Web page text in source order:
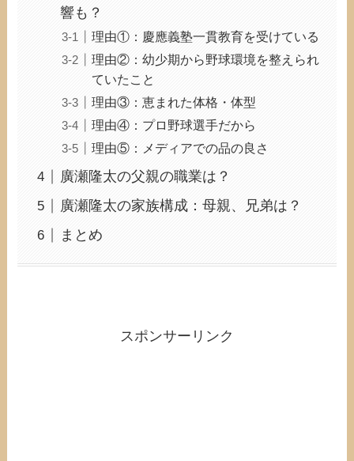
響も？
理由①：慶應義塾一貫教育を受けている
理由②：幼少期から野球環境を整えられ
ていたこと
理由③：恵まれた体格・体型
理由④：プロ野球選手だから
理由⑤：メディアでの品の良さ
廣瀬隆太の父親の職業は？
廣瀬隆太の家族構成：母親、兄弟は？
まとめ
スポンサーリンク